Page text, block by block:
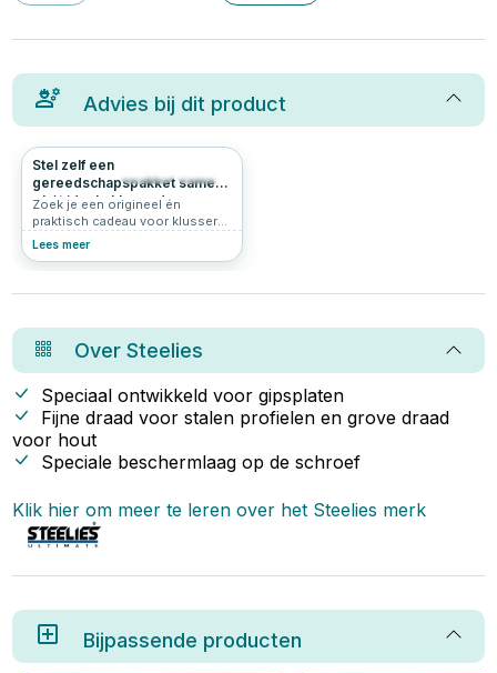
Advies bij dit product
Stel zelf een
gereedschapspakket samen
– hét ideale klus cadeau
Zoek je een origineel én
praktisch cadeau voor klussers?
Bijvoorbeeld voor iemand die op
gereedschapspakket precies
wat je zoekt. Met deze complete
set geef je niet zomaar
gereedschap cadeau, maar een
vliegende start voor elke
beginnende klusser.
Lees meer
OverSteelies
Speciaal ontwikkeld voor gipsplaten
Fijne draad voor stalen profielen en grove draad
voor hout
Speciale beschermlaag op de schroef
Klik hier om meer te leren over het Steelies merk
Bijpassende producten